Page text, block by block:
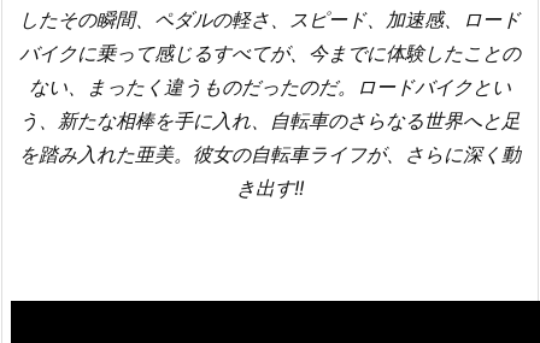
したその瞬間、ペダルの軽さ、スピード、加速感、ロード
バイクに乗って感じるすべてが、今までに体験したことの
ない、まったく違うものだったのだ。ロードバイクとい
う、新たな相棒を手に入れ、自転車のさらなる世界へと足
を踏み入れた亜美。彼女の自転車ライフが、さらに深く動
き出す!!